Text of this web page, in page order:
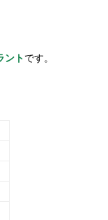
ントです。